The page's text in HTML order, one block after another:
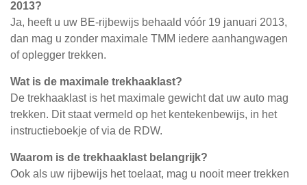
2013?
Ja, heeft u uw BE-rijbewijs behaald vóór 19 januari 2013,
dan mag u zonder maximale TMM iedere aanhangwagen
of oplegger trekken.
Wat is de maximale trekhaaklast?
De trekhaaklast is het maximale gewicht dat uw auto mag
trekken. Dit staat vermeld op het kentekenbewijs, in het
instructieboekje of via de RDW.
Waarom is de trekhaaklast belangrijk?
Ook als uw rijbewijs het toelaat, mag u nooit meer trekken